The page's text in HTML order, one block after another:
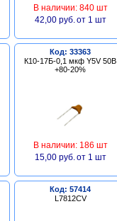
В наличии: 840 шт
42,00 руб. от 1 шт
Код: 33363
К10-17Б-0,1 мкф Y5V 50В
+80-20%
В наличии: 186 шт
15,00 руб. от 1 шт
Код: 57414
L7812CV